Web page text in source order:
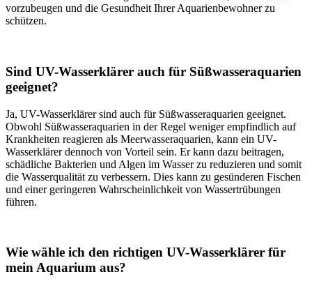
vorzubeugen und die Gesundheit Ihrer Aquarienbewohner zu
schützen.
Sind UV-Wasserklärer auch für Süßwasseraquarien
geeignet?
Ja, UV-Wasserklärer sind auch für Süßwasseraquarien geeignet.
Obwohl Süßwasseraquarien in der Regel weniger empfindlich auf
Krankheiten reagieren als Meerwasseraquarien, kann ein UV-
Wasserklärer dennoch von Vorteil sein. Er kann dazu beitragen,
schädliche Bakterien und Algen im Wasser zu reduzieren und somit
die Wasserqualität zu verbessern. Dies kann zu gesünderen Fischen
und einer geringeren Wahrscheinlichkeit von Wassertrübungen
führen.
Wie wähle ich den richtigen UV-Wasserklärer für
mein Aquarium aus?